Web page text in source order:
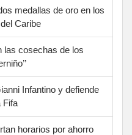
medallas de oro en los
Caribe
las cosechas de los
Infantino y defiende
Fifa
horarios por ahorro